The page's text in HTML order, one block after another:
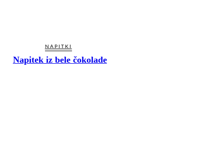
NAPITKI
Napitek iz bele čokolade